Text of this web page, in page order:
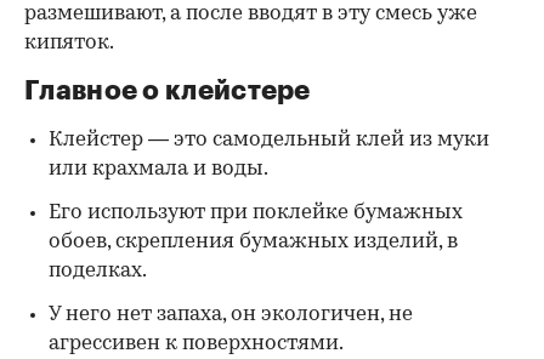
размешивают, а после вводят в эту смесь уже
кипяток.
Главное о клейстере
Клейстер — это самодельный клей из муки
или крахмала и воды.
Его используют при поклейке бумажных
обоев, скрепления бумажных изделий, в
поделках.
У него нет запаха, он экологичен, не
агрессивен к поверхностями.